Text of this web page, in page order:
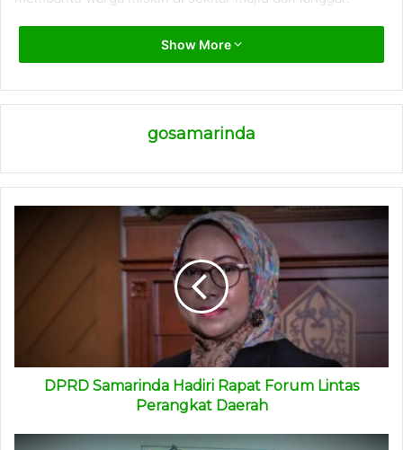
“Jumlah masjid dan langgar di Samarinda mencapai 500.
Kalau data warga miskin di Samarinda disosialisasikan di
sana, paling tidak dana infaq dari masjid dan langgar itu
dan langgar tersebut. Ini yang akan saya usulkan lewat
mengumpulkan para pengurus Masjid dan Langgar,”
jelasnya.(ADV)
Show More
gosamarinda
DPRD Samarinda Hadiri Rapat Forum Lintas
Perangkat Daerah